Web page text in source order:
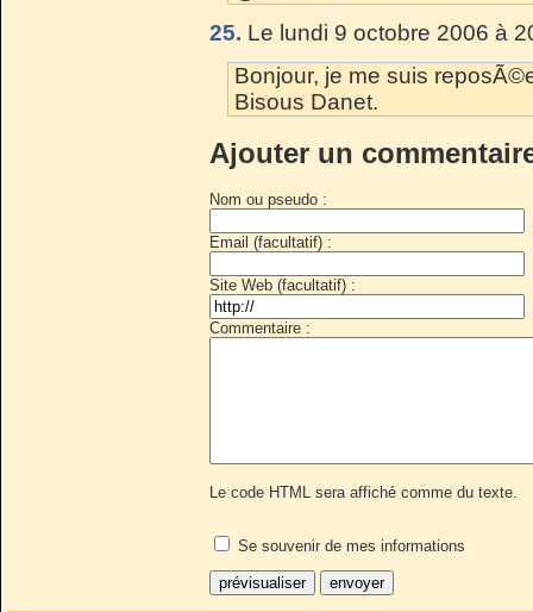
25. Le lundi 9 octobre 2006 à
Bonjour, je me suis
Bisous Danet.
Ajouter un
Nom ou pseudo :
Email (facultatif) :
Site Web (facultatif) :
Commentaire :
Le code HTML sera affiché comme du texte.
Se souvenir de mes informations